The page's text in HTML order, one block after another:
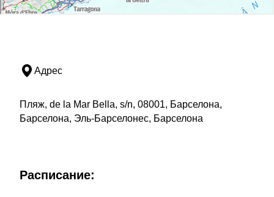
Адрес
Пляж, de la Mar Bella, s/n, 08001, Барселона,
Барселона, Эль-Барселонес, Барселона
Расписание: